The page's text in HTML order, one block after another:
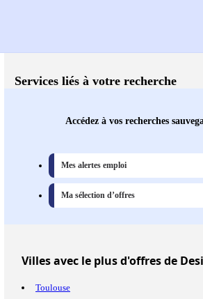
Services liés à votre recherche
Accédez à vos recherches
Mes alertes emploi
Ma sélection d’offres
Villesavec le plus d'offres de
Toulouse